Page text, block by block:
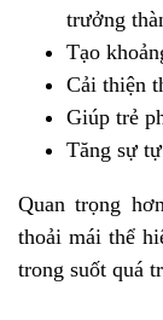
trưởng
Tạo
Cải thiện
Giúp trẻ
Tăng sự
Quan trọng
thoải mái thể
trong suốt quá